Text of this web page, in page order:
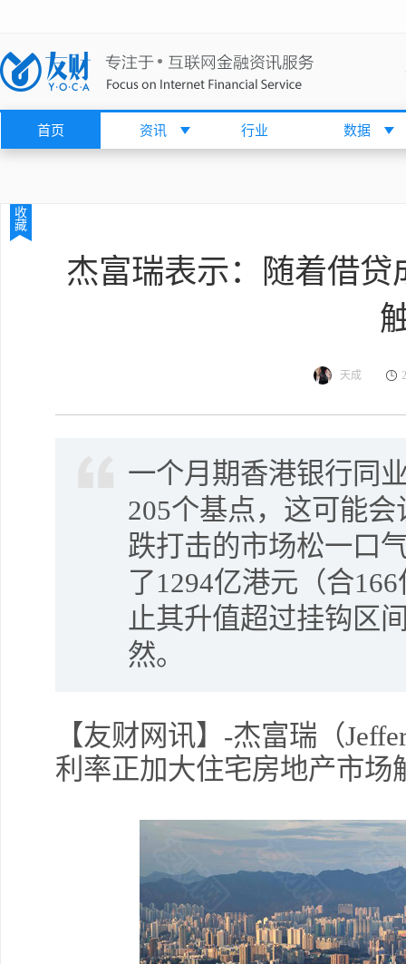
首页 资讯 行业 数据
收
藏
杰富瑞表示：随着借
天成
一个月期香港银行同
205个基点，这可能
跌打击的市场松一口
了1294亿港元（合
止其升值超过挂钩区
然。
【友财网讯】-杰富瑞（
利率正加大住宅房地产市场